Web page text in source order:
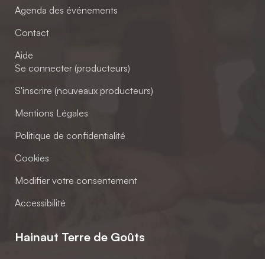
Agenda des événements
Contact
Aide
Se connecter (producteurs)
S'inscrire (nouveaux producteurs)
Mentions Légales
Politique de confidentialité
Cookies
Modifier votre consentement
Accessibilité
Hainaut Terre de Goûts